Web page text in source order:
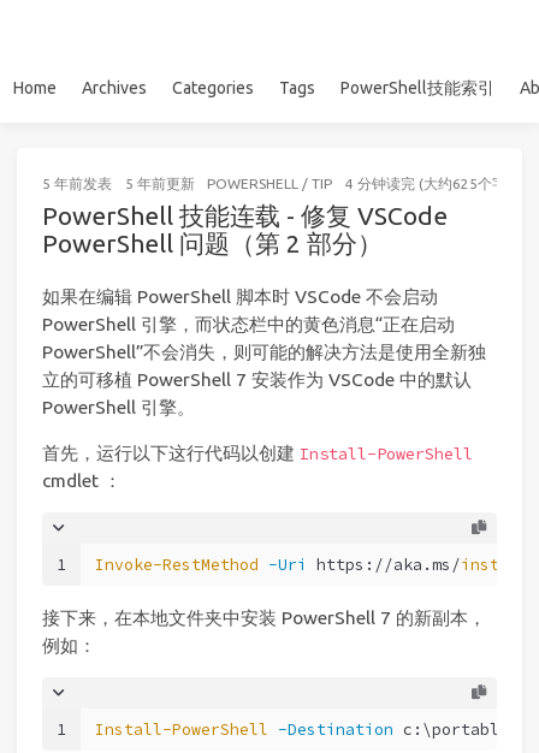
Home Archives Categories Tags PowerShell技能索引
5 年前发表 5 年前更新 POWERSHELL / TIP 4 分钟读完 (大约625个字)
PowerShell 技能连载 - 修复 VSCode
PowerShell 问题（第 2 部分）
如果在编辑 PowerShell 脚本时 VSCode 不会启动
PowerShell 引擎，而状态栏中的黄色消息“正在启动
PowerShell”不会消失，则可能的解决方法是使用全新独
立的可移植 PowerShell 7 安装作为 VSCode 中的默认
PowerShell 引擎。
首先，运行以下这行代码以创建 Install-PowerShell
cmdlet ：
1 Invoke-RestMethod -Uri https://aka.ms/install-
接下来，在本地文件夹中安装 PowerShell 7 的新副本，
例如：
1 Install-PowerShell -Destination